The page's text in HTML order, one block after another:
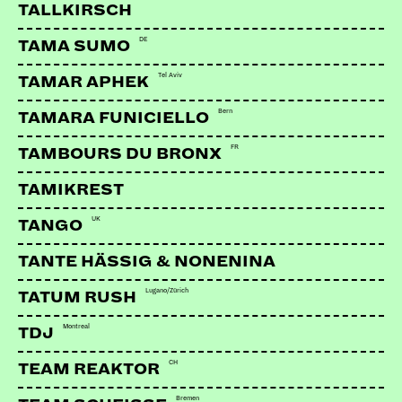
TALLKIRSCH
TAMA SUMO DE
TAMAR APHEK Tel Aviv
TAMARA FUNICIELLO Bern
TAMBOURS DU BRONX FR
TAMIKREST
TANGO UK
TANTE HÄSSIG & NONENINA
TATUM RUSH Lugano/Zürich
TDJ Montreal
TEAM REAKTOR CH
Bremen